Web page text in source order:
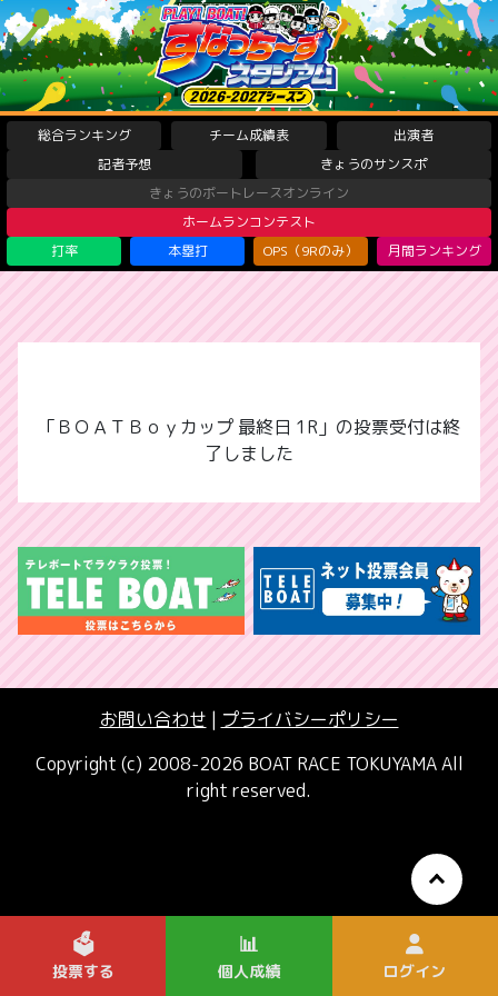
総合ランキング チーム成績表
出演者
記者予想
きょうのサンスポ
きょうのボートレースオンライン
ホームランコンテスト
打率
本塁打 OPS（9Rのみ） 月間ランキング
「ＢＯＡＴＢｏｙカップ 最終日 1R」の投票受付は終
了しました
お問い合わせ | プライバシーポリシー
Copyright (c) 2008-2026 BOAT RACE TOKUYAMA All
right reserved.
🗳️
投票する
📊
個人成績 ログイン